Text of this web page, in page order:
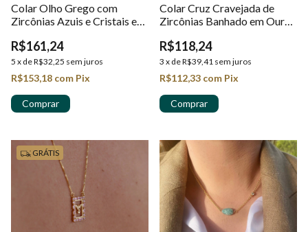
Colar Olho Grego com
Zircônias Azuis e Cristais em
R$161,24
5 x deR$32,25 sem juros
R$153,18 com Pix
Colar Cruz Cravejada de
Zircônias Banhado em Ouro
R$118,24
3 x deR$39,41 sem juros
R$112,33 com Pix
GRÁTIS